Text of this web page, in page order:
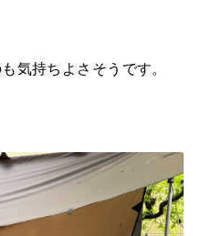
気持ちよさそうです。